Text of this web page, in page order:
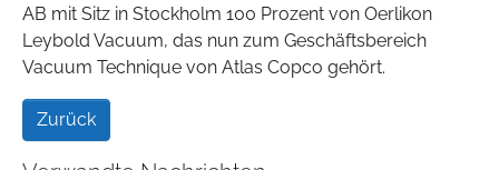
AB mit Sitz in Stockholm 100 Prozent von Oerlikon
Leybold Vacuum, das nun zum Geschäftsbereich
Vacuum Technique von Atlas Copco gehört.
Zurück